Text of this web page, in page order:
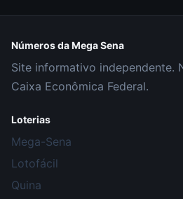
Números da Mega Sena
Site informativo independente.
Caixa Econômica Federal.
Loterias
Mega-Sena
Lotofácil
Quina